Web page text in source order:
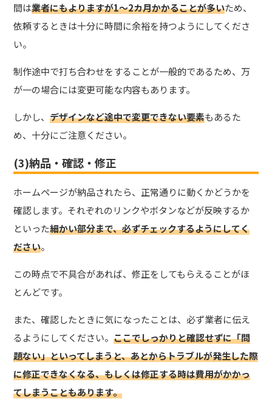
間は業者にもよりますが1～2カ月かかることが多いため、
依頼するときは十分に時間に余裕を持つようにしてくださ
い。
制作途中で打ち合わせをすることが一般的であるため、万
が一の場合には変更可能な内容もあります。
しかし、デザインなど途中で変更できない要素もあるた
め、十分にご注意ください。
(3)納品・確認・修正
ホームページが納品されたら、正常通りに動くかどうかを
確認します。それぞれのリンクやボタンなどが反映するか
といった細かい部分まで、必ずチェックするようにしてく
ださい。
この時点で不具合があれば、修正をしてもらえることがほ
とんどです。
また、確認したときに気になったことは、必ず業者に伝え
るようにしてください。ここでしっかりと確認せずに「問
題ない」といってしまうと、あとからトラブルが発生した際
に修正できなくなる、もしくは修正する時は費用がかかっ
てしまうこともあります。